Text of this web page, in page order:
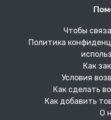
Чтобы
Политика
Как
Условия
Как сделать
Как добавить
О